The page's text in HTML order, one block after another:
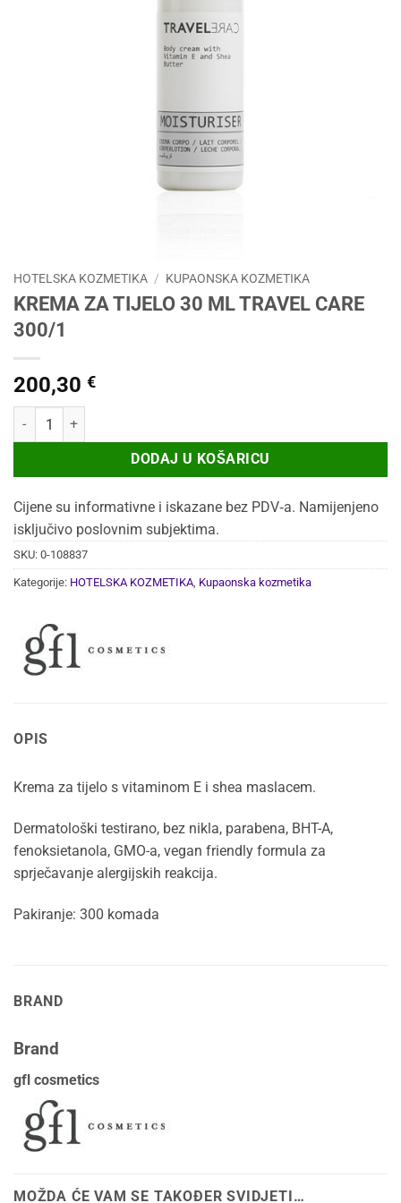
HOTELSKA KOZMETIKA / KUPAONSKA KOZMETIKA
KREMA ZA TIJELO 30 ML TRAVEL CARE
300/1
200,30 €
KREMA ZA TIJELO 30 ML TRAVEL CARE 300/1 količina
DODAJ U KOŠARICU
Cijene su informativne i iskazane bez PDV‑a. Namijenjeno
isključivo poslovnim subjektima.
SKU: 0-108837
Kategorije: HOTELSKA KOZMETIKA, Kupaonska kozmetika
OPIS
Krema za tijelo s vitaminom E i shea maslacem.
Dermatološki testirano, bez nikla, parabena, BHT-A,
fenoksietanola, GMO-a, vegan friendly formula za
sprječavanje alergijskih reakcija.
Pakiranje: 300 komada
BRAND
Brand
gfl cosmetics
MOŽDA ĆE VAM SE TAKOĐER SVIDJETI…